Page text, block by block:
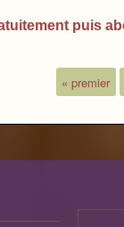
puis
« premier